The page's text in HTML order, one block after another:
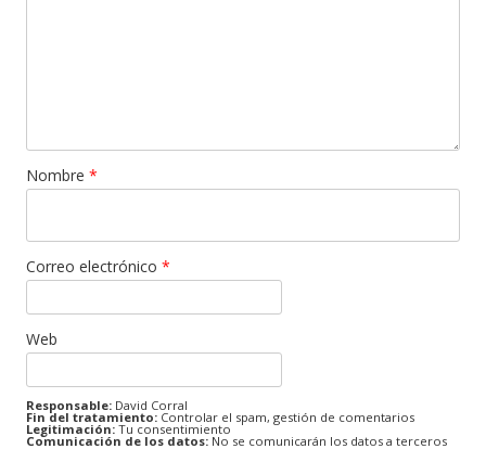
Nombre *
Correo electrónico *
Web
Responsable: David Corral
Fin del tratamiento: Controlar el spam, gestión de comentarios
Legitimación: Tu consentimiento
Comunicación de los datos: No se comunicarán los datos a terceros